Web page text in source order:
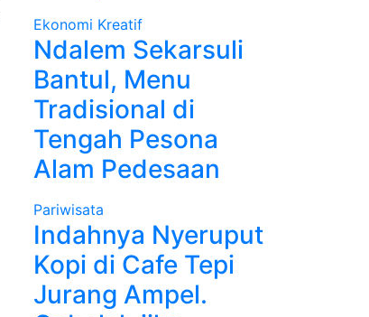
Ekonomi Kreatif
Ndalem Sekarsuli
Bantul, Menu
Tradisional di
Tengah Pesona
Alam Pedesaan
Pariwisata
Indahnya Nyeruput
Kopi di Cafe Tepi
Jurang Ampel.